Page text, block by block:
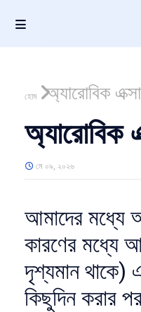
হোম অ্যারোবিক
অ্যারোবিক
মে ০৯, ২০২৬
আমাদের মধ্যে
কারণের মধ্যে
দৃশ্যমান থাকে)
কিছুদিন করার